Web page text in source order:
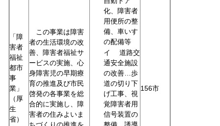
「障
害者
福祉
都市
事
業」
（厚
生
省）
この事業は障害
者の生活環境の改
善、障害者福祉サ
ービスの実施、心
身障害児の早期療
育の推進及び市民
啓発の各事業を総
合的に実施し、障
害者の住みよいま
化、障害者
用便所の整
備、車いす
の配備等
イ 道路交
通安全施設
の改善…歩
道の切り下
げ工事、視
覚障害者用
信号装置の
156市